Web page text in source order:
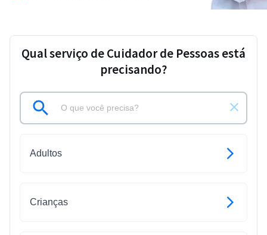
Qual serviço de Cuidador de Pessoas está
precisando?
Adultos
Crianças